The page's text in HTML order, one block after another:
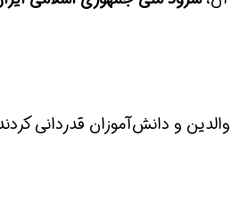
و دانش‌آموزان قدردانی